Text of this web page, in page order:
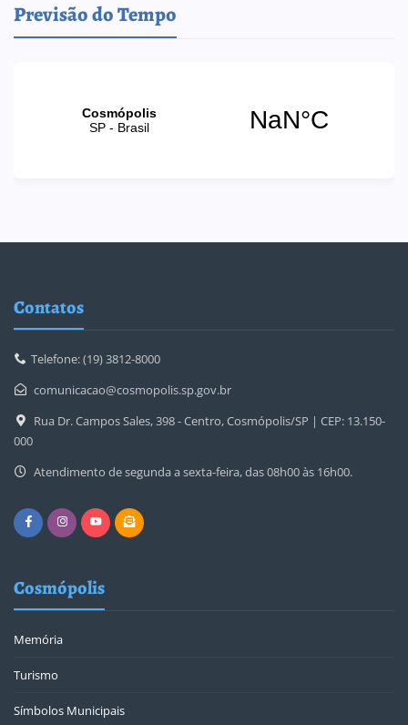
Previsão do Tempo
Contatos
Telefone: (19) 3812-8000
comunicacao@cosmopolis.sp.gov.br
Rua Dr. Campos Sales, 398 - Centro, Cosmópolis/SP | CEP: 13.150-
000
Atendimento de segunda a sexta-feira, das 08h00 às 16h00.
Cosmópolis
Memória
Turismo
Símbolos Municipais